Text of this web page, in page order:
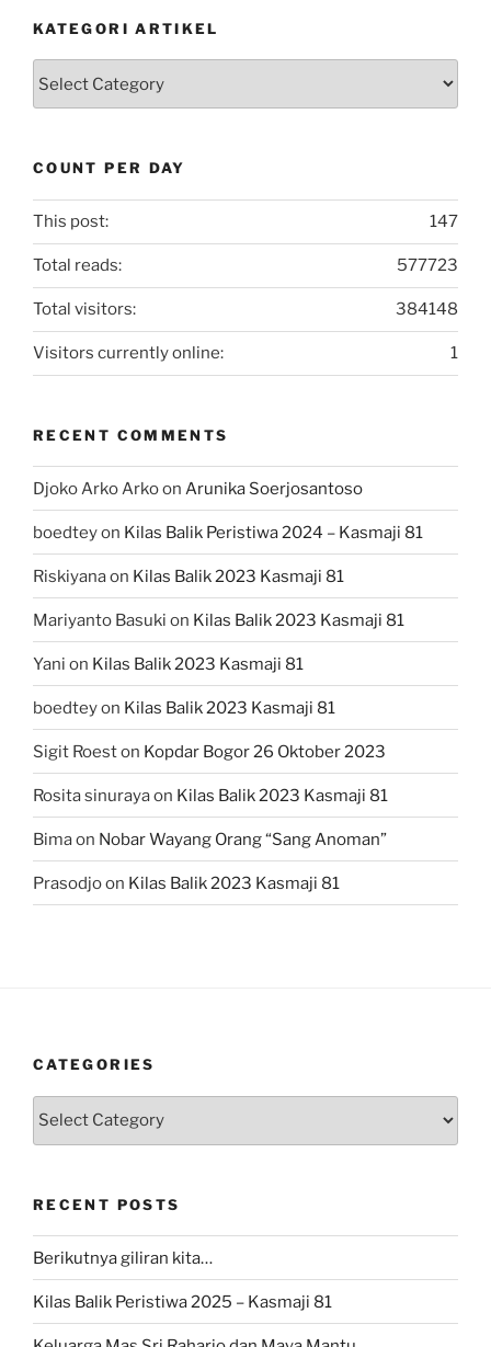
KATEGORI ARTIKEL
COUNT PER DAY
147
This post:
577723
Total reads:
384148
Total visitors:
1
Visitors currently online:
RECENT COMMENTS
Djoko Arko Arkoon Arunika Soerjosantoso
boedteyon Kilas Balik Peristiwa 2024 – Kasmaji 81
Riskiyanaon Kilas Balik 2023 Kasmaji 81
Mariyanto Basuki on Kilas Balik 2023 Kasmaji 81
Yani on Kilas Balik 2023 Kasmaji 81
boedteyon Kilas Balik 2023 Kasmaji 81
Sigit Roeston Kopdar Bogor 26 Oktober 2023
Rosita sinurayaon Kilas Balik 2023 Kasmaji 81
Bimaon Nobar Wayang Orang “Sang Anoman”
Prasodjoon Kilas Balik 2023 Kasmaji 81
CATEGORIES
RECENT POSTS
Berikutnya giliran kita…
Kilas Balik Peristiwa 2025 – Kasmaji 81